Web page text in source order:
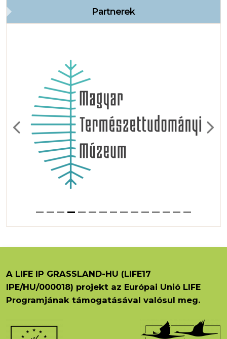
Partnerek
Previous Next
A LIFE IP GRASSLAND-HU (LIFE17
IPE/HU/000018) projekt az Európai Unió LIFE
Programjának támogatásával valósul meg.